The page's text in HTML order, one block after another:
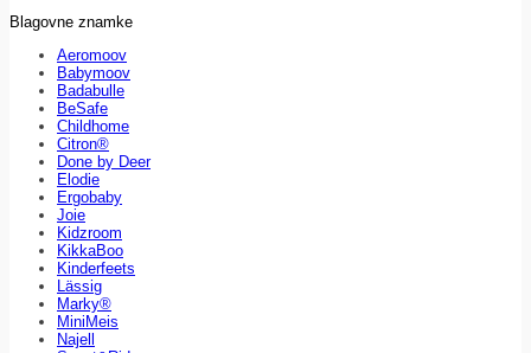
Blagovne znamke
Aeromoov
Babymoov
Badabulle
BeSafe
Childhome
Citron®
Done by Deer
Elodie
Ergobaby
Joie
Kidzroom
KikkaBoo
Kinderfeets
Lässig
Marky®
MiniMeis
Najell